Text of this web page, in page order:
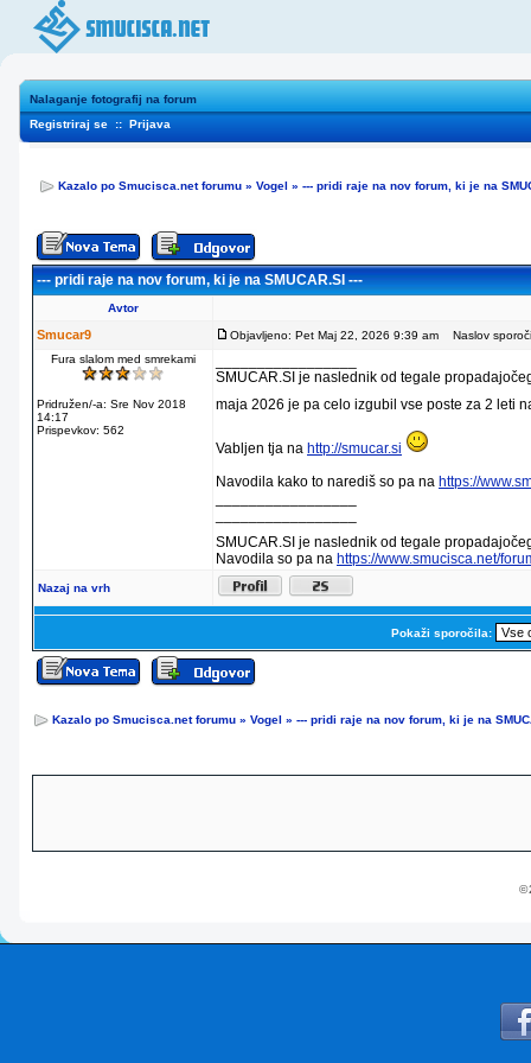
Nalaganje fotografij na forum
Registriraj se :: Prijava
Kazalo po Smucisca.net forumu » Vogel » --- pridi raje na nov forum, ki je na
--- pridi raje na nov forum, ki je na SMUCAR.SI ---
Avtor
Smucar9 Objavljeno: Pet Maj 22, 2026 9:39 am
Naslov
Fura slalom med smrekami
Pridružen/-a: Sre Nov 2018
14:17
Prispevkov: 562
SMUCAR.SI je naslednik od tegale
maja 2026 je pa celo izgubil vse poste za 2 leti
Vabljen tja na http://smucar.si
Navodila kako to narediš so pa na https://
SMUCAR.SI je naslednik od tegale
Navodila so pa na https://www.smucisca.net/
Nazaj na vrh
Pokaži sporočila:
Kazalo po Smucisca.net forumu » Vogel » --- pridi raje na nov forum, ki je na
©